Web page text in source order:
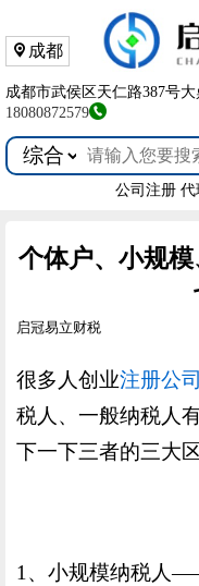
成都
成都市武侯区天仁路387号
18080872579
公司注册 代
个体户、小规模
启冠易立财税
很多人创业注册公司
税人、一般纳税人
下一下三者的三大
1、小规模纳税人